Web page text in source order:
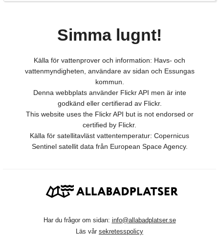
Simma lugnt!
Källa för vattenprover och information: Havs- och
vattenmyndigheten, användare av sidan och Essungas
kommun.
Denna webbplats använder Flickr API men är inte
godkänd eller certifierad av Flickr.
This website uses the Flickr API but is not endorsed or
certified by Flickr.
Källa för satellitavläst vattentemperatur: Copernicus
Sentinel satellit data från European Space Agency.
Har du frågor om sidan: info@allabadplatser.se
Läs vår sekretesspolicy